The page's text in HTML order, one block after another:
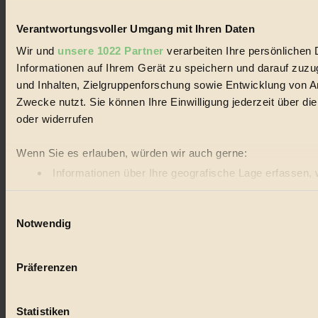
Verantwortungsvoller Umgang mit Ihren Daten
Wir und unsere 1022 Partner verarbeiten Ihre persönlichen
Informationen auf Ihrem Gerät zu speichern und darauf
und Inhalten, Zielgruppenforschung sowie Entwicklung von
Zwecke nutzt. Sie können Ihre Einwilligung jederzeit über
oder widerrufen
Wenn Sie es erlauben, würden wir auch gerne:
Informationen über Ihre geografische Lage
Ihr Gerät durch aktives Scannen nach bestimmten
biorama.euist werbefinanziert und deswegen für dich
Notwendig
Präferenzen
Statistiken